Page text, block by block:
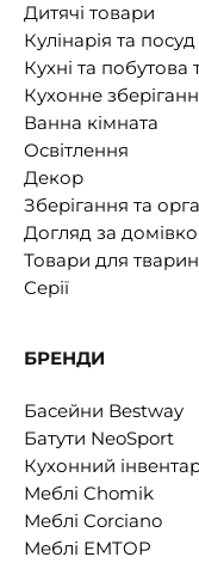
Дитячі товари
Кулінарія та посуд
Кухні та побутова
Кухонне
Ванна кімната
Освітлення
Декор
Зберігання та
Догляд за
Товари для тварин
Серії
БРЕНДИ
Басейни Bestway
Батути NeoSport
Кухонний
Меблі Chomik
Меблі Corciano
Меблі EMTOP